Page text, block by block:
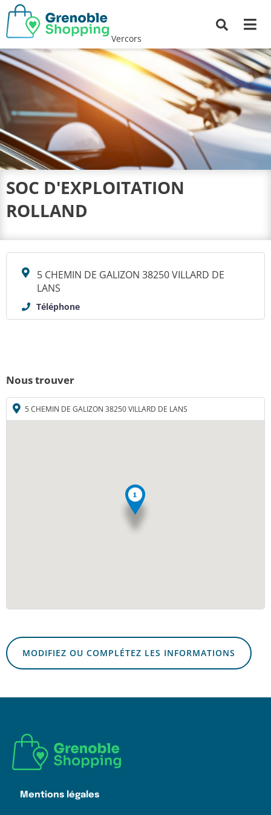
Vercors
SOC D'EXPLOITATION
ROLLAND
5 CHEMIN DE GALIZON 38250 VILLARD DE
LANS
Téléphone
Nous trouver
5 CHEMIN DE GALIZON 38250 VILLARD DE LANS
MODIFIEZ OU COMPLÉTEZ LES INFORMATIONS
Mentions légales